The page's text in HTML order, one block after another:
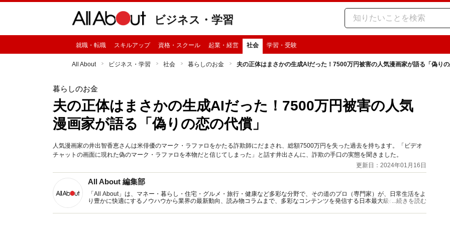
ビジネス・学習
就職・転職 スキルアップ 資格・スクール 起業・経営 社会 学習・受験
All About ビジネス・学習 社会 暮らしのお金 夫の正体はまさかの生成AIだった！7500万円被害の人気漫画家が語る「偽りの
暮らしのお金
夫の正体はまさかの生成AIだった！7500万円被害の人気
漫画家が語る「偽りの恋の代償」
人気漫画家の井出智香恵さんは米俳優のマーク・ラファロをかたる詐欺師にだまされ、総額7500万円を失った過去を持ちます。「ビデオ
チャットの画面に現れた偽のマーク・ラファロを本物だと信じてしまった」と話す井出さんに、詐欺の手口の実態を聞きました。
更新日：2024年01月16日
All About 編集部
「All About」は、マネー・暮らし・住宅・グルメ・旅行・健康など多彩な分野で、その道のプロ（専門家）が、日常生活をよ
り豊かに快適にするノウハウから業界の最新動向、読み物コラムまで、多彩なコンテンツを発信する日本最大級の総合情報サ
...続きを読む